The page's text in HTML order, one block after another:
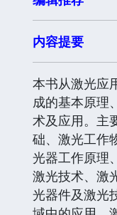
内容提要
本书从激光应
成的基本原理
术及应用。主
础、激光工作
光器工作原理
激光技术、激
光器件及激光